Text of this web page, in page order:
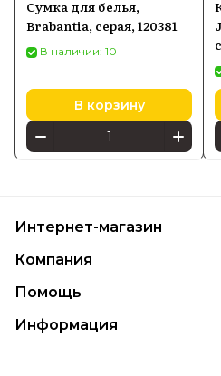
Сумка для белья,
Brabantia, серая, 120381
В наличии: 10
В корзину
Интернет-магазин
Компания
Помощь
Информация